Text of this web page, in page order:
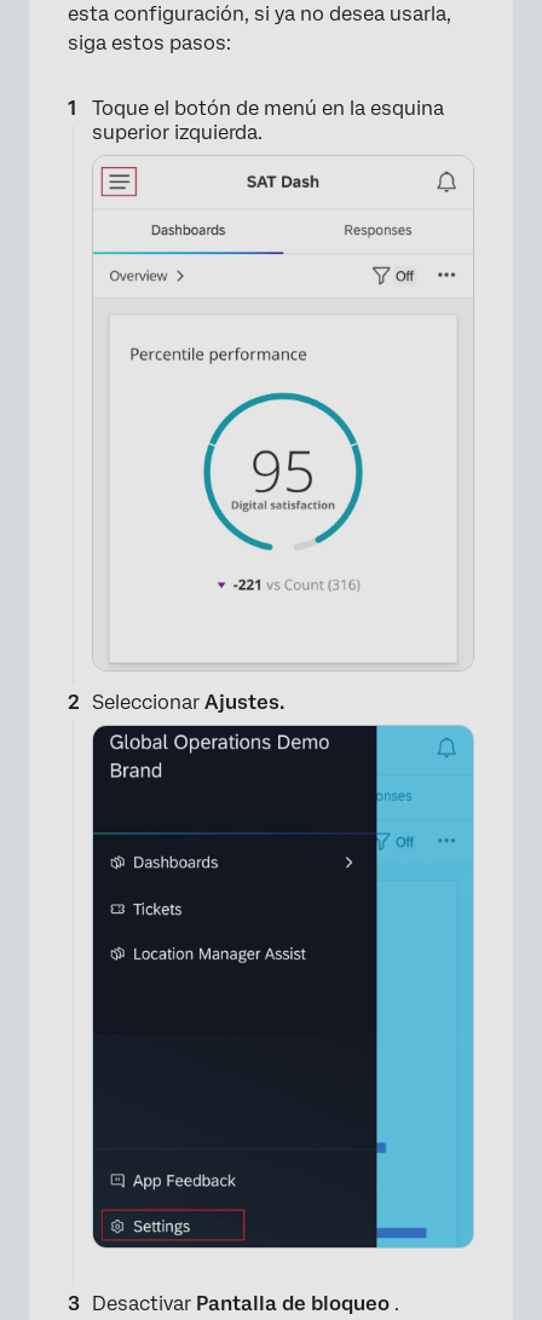
esta configuración, si ya no desea usarla,
siga estos pasos:
Toque el botón de menú en la esquina
superior izquierda.
Seleccionar Ajustes.
Desactivar Pantalla de bloqueo .